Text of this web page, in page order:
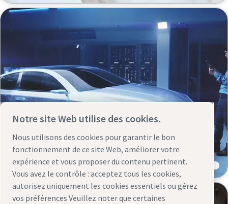
Production de batteries de voitures
électriques
Notre site Web utilise des cookies.
Nous utilisons des cookies pour garantir le bon
fonctionnement de ce site Web, améliorer votre
expérience et vous proposer du contenu pertinent.
Vous avez le contrôle : acceptez tous les cookies,
autorisez uniquement les cookies essentiels ou gérez
vos préférences Veuillez noter que certaines